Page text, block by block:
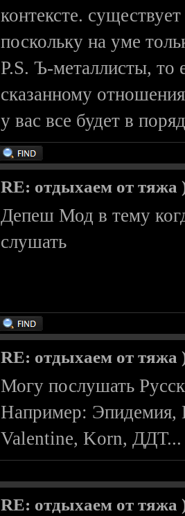
контексте.
поскольку на уме
P.S. Ъ-металлисты,
сказанному
у вас все будет в
RE: отдыхаем от тяжа
Депеш Мод в тему
слушать
RE: отдыхаем от тяжа
Могу послушать
Например:
Valentine, Korn, ДДТ...
RE: отдыхаем от тяжа